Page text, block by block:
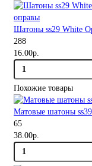
Шатоны ss29 White
288
16.00р.
Похожие товары
Матовые шатоны
65
38.00р.